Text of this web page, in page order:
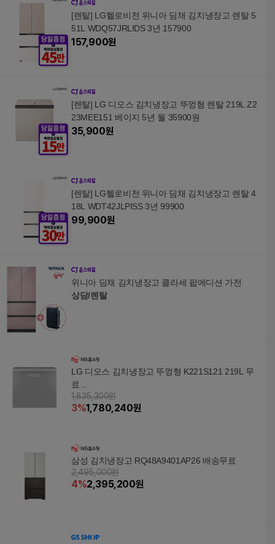
[렌탈] LG헬로비전 위니아 딤채 김치냉장고 렌탈 5
51L WDQ57JRLIDS 3년 157900
157,900원
[렌탈] LG 디오스 김치냉장고 뚜껑형 렌탈 219L Z2
23MEE151 베이지 5년 월 35900원
35,900원
[렌탈] LG헬로비전 위니아 딤채 김치냉장고 렌탈 4
18L WDT42JLPISS 3년 99900
99,900원
위니아 딤채 김치냉장고 클라세 팝에디션 가전
상담/렌탈
LG 디오스 김치냉장고 뚜껑형 K221S121 219L 무
료 ..
1,835,300원
3%1,780,240원
삼성 김치냉장고 RQ48A9401AP26 배송무료
2,495,000원
4%2,395,200원